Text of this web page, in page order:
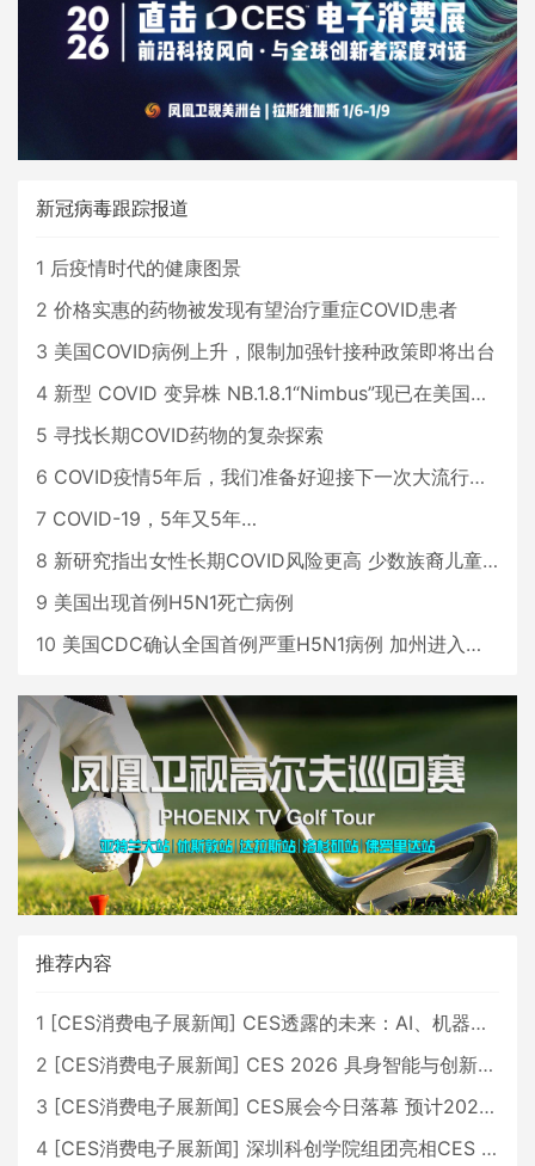
新冠病毒跟踪报道
1 后疫情时代的健康图景
2 价格实惠的药物被发现有望治疗重症COVID患者
3 美国COVID病例上升，限制加强针接种政策即将出台
4 新型 COVID 变异株 NB.1.8.1“Nimbus”现已在美国占据主导地位
5 寻找长期COVID药物的复杂探索
6 COVID疫情5年后，我们准备好迎接下一次大流行了吗？
7 COVID-19，5年又5年…
8 新研究指出女性长期COVID风险更高 少数族裔儿童存在差异
9 美国出现首例H5N1死亡病例
10 美国CDC确认全国首例严重H5N1病例 加州进入紧急状态
推荐内容
1 [CES消费电子展新闻] CES透露的未来：AI、机器人与智能生活大爆发
2 [CES消费电子展新闻] CES 2026 具身智能与创新领域 中国公司大放异彩
3 [CES消费电子展新闻] CES展会今日落幕 预计2026行业收入将超五千亿美元
4 [CES消费电子展新闻] 深圳科创学院组团亮相CES 广受好评